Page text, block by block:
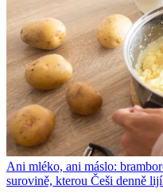
Ani mléko, ani máslo:
surovině, kterou Češi denně